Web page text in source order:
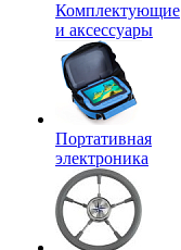
Комплектующие
и аксессуары
Портативная
электроника